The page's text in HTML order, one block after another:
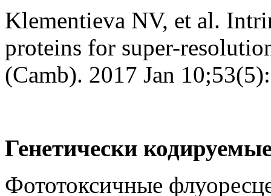
Klementieva NV, et al.
proteins for super-
(Camb). 2017 Jan
Генетически
Фототоксичные